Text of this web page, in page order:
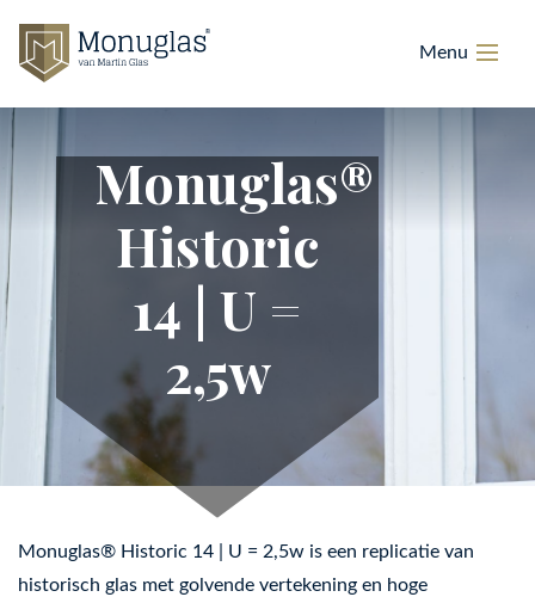
Monuglas®
Historic
14 | U =
2,5w
Monuglas® Historic 14 | U = 2,5w is een replicatie van
historisch glas met golvende vertekening en hoge